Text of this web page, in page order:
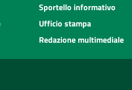
Sportello informativo
Ufficio stampa
Redazione multimediale